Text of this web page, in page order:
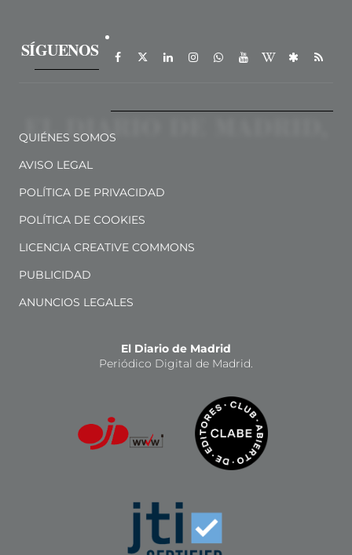
SÍGUENOS
QUIÉNES SOMOS
AVISO LEGAL
POLÍTICA DE PRIVACIDAD
POLÍTICA DE COOKIES
LICENCIA CREATIVE COMMONS
PUBLICIDAD
ANUNCIOS LEGALES
El Diario de Madrid
Periódico Digital de Madrid.